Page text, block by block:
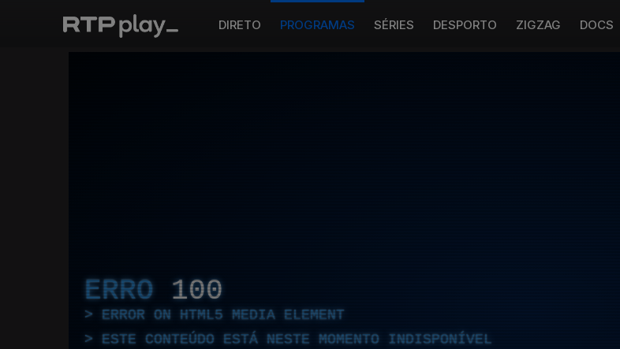
DIRETO PROGRAMAS SÉRIES DESPORTO ZIGZAG DOCS
ERRO 100
ERROR ON HTML5 MEDIA ELEMENT
ESTE CONTEÚDO ESTÁ NESTE MOMENTO INDISPONÍVEL